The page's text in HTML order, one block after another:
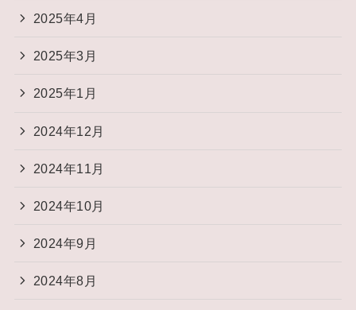
2025年4月
2025年3月
2025年1月
2024年12月
2024年11月
2024年10月
2024年9月
2024年8月